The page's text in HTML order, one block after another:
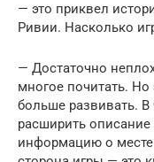
— это приквел
Ривии. Насколько
— Достаточно
многое почитать.
больше развивать.
расширить
информацию о месте